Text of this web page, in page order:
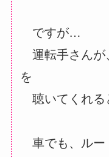
ですが…
運転手さんが
を
聴いてくれる
車でも、ルー